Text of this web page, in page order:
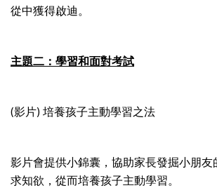
從中獲得啟迪。
主題二：學習和面對考試
(影片) 培養孩子主動學習之法
影片會提供小錦囊，協助家長發掘小朋友
求知欲，從而培養孩子主動學習。